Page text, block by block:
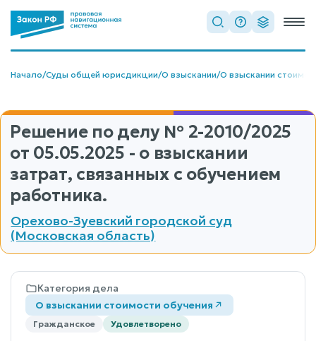
Начало/Суды общей юрисдикции/О взыскании/О взыскании
Решение по делу № 2-2010/2025
от 05.05.2025 - о взыскании
затрат, связанных с обучением
работника.
Орехово-Зуевский городской суд
(Московская область)
Категория дела
О взыскании стоимости обучения
Гражданское Удовлетворено